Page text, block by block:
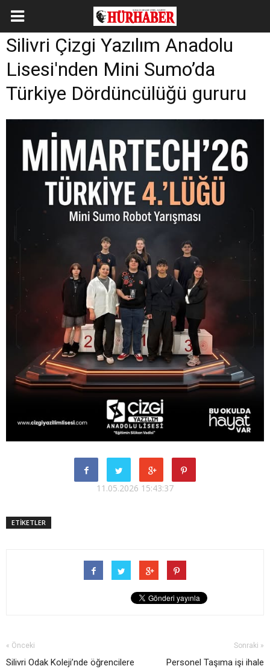
Silivri Çizgi Yazılım Anadolu
Lisesi'nden Mini Sumo’da
Türkiye Dördüncülüğü gururu
11.05.2026 15:43:37
ETİKETLER
« Önceki
Silivri Odak Koleji’nde öğrencilere
Sonraki »
Personel Taşıma işi ihale